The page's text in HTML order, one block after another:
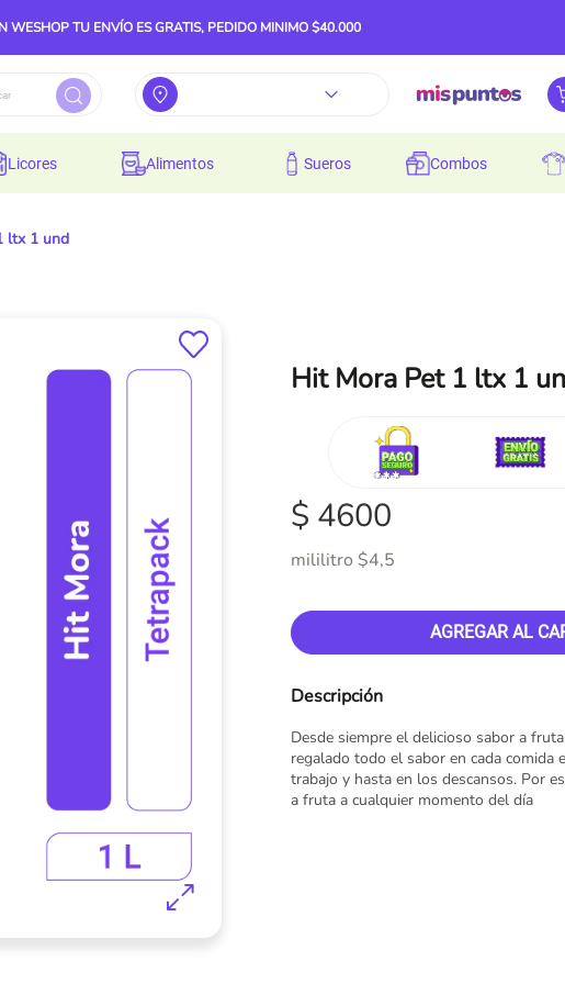
WESHOP TU ENVÍO ES GRATIS, PEDIDO MINIMO $40.000
licores alimentos sueros combos
ltx 1 und
Hit Mora Pet 1 ltx 1
Descripción
Desde siempre el delicioso sabor a
regalado todo el sabor en cada comida
trabajo y hasta en los descansos. Por
a fruta a cualquier momento del día
$ 4600
mililitro $4,5
AGREGAR AL